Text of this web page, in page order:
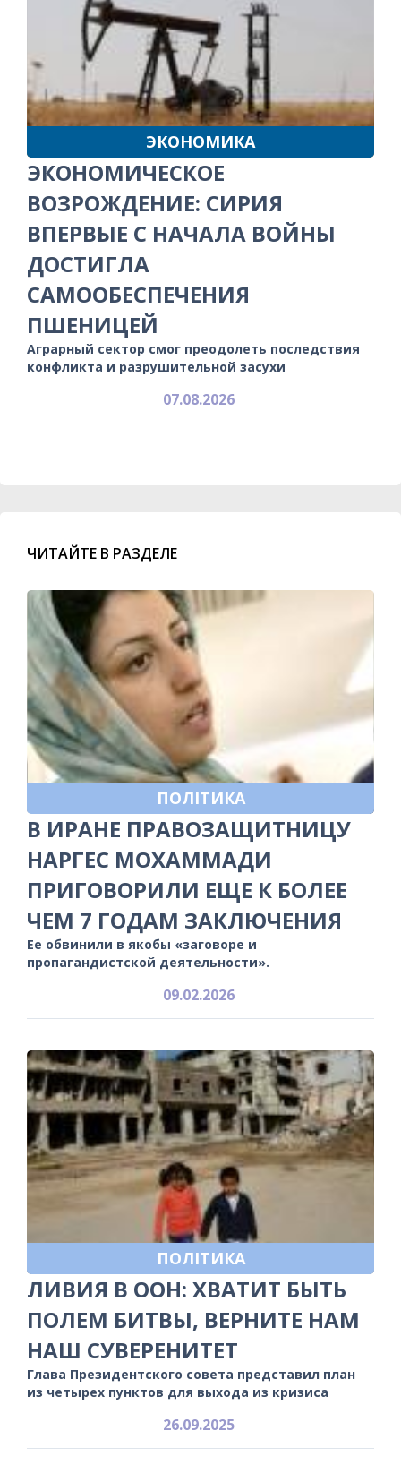
ЭКОНОМИКА
ЭКОНОМИЧЕСКОЕ
ВОЗРОЖДЕНИЕ: СИРИЯ
ВПЕРВЫЕ С НАЧАЛА ВОЙНЫ
ДОСТИГЛА
САМООБЕСПЕЧЕНИЯ
ПШЕНИЦЕЙ
Аграрный сектор смог преодолеть последствия
конфликта и разрушительной засухи
07.08.2026
ЧИТАЙТЕ В РАЗДЕЛЕ
ПОЛІТИКА
В ИРАНЕ ПРАВОЗАЩИТНИЦУ
НАРГЕС МОХАММАДИ
ПРИГОВОРИЛИ ЕЩЕ К БОЛЕЕ
ЧЕМ 7 ГОДАМ ЗАКЛЮЧЕНИЯ
Ее обвинили в якобы «заговоре и
пропагандистской деятельности».
09.02.2026
ПОЛІТИКА
ЛИВИЯ В ООН: ХВАТИТ БЫТЬ
ПОЛЕМ БИТВЫ, ВЕРНИТЕ НАМ
НАШ СУВЕРЕНИТЕТ
Глава Президентского совета представил план
из четырех пунктов для выхода из кризиса
26.09.2025